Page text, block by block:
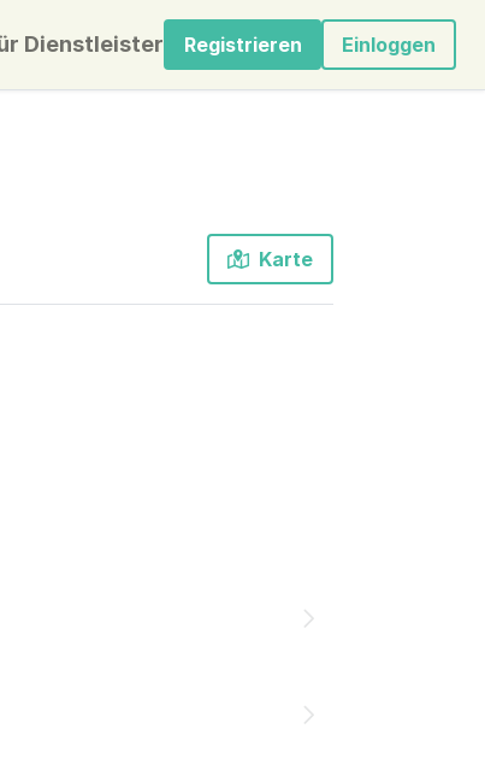
Dienstleister Registrieren Einloggen
Karte